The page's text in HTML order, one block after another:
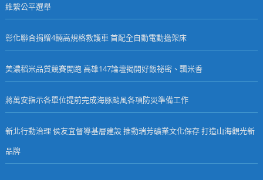
維繫公平選舉
彰化聯合捐贈4輛高規格救護車 首配全自動電動擔架床
美濃稻米品質競賽開跑 高雄147論壇揭開好飯祕密、飄米香
蔣萬安指示各單位提前完成海豚颱風各項防災準備工作
新北行動治理 侯友宜督導基層建設 推動瑞芳礦業文化保存 打造山海觀光新
品牌